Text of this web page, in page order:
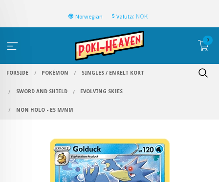
Norwegian Valuta: NOK
0
FORSIDE POKÉMON SINGLES / ENKELT KORT
SWORD AND SHIELD EVOLVING SKIES
NON HOLO - ES M/NM